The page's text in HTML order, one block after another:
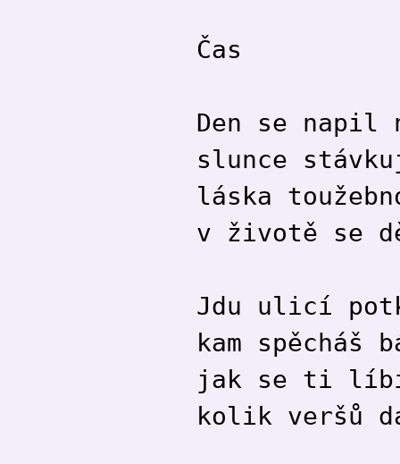
Čas
Den se napil
slunce
láska
v životě se
Jdu ulicí
kam spěcháš
jak se ti líbí
kolik veršů